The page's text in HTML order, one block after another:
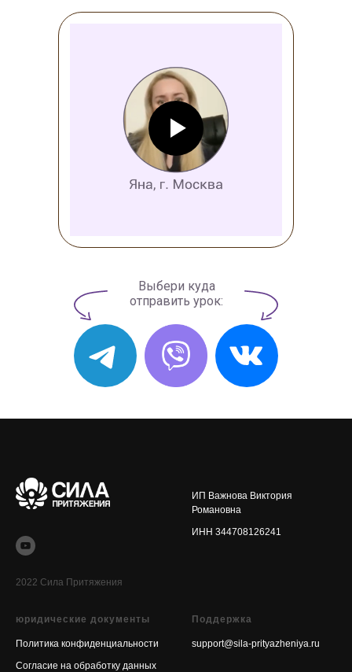
Выбери куда
отправить урок:
2022 Сила Притяжения
ИП Важнова Виктория
Романовна
ИНН 344708126241
юридические документы
Политика конфиденциальности
Согласие на обработку данных
Поддержка
support@sila-prityazheniya.ru